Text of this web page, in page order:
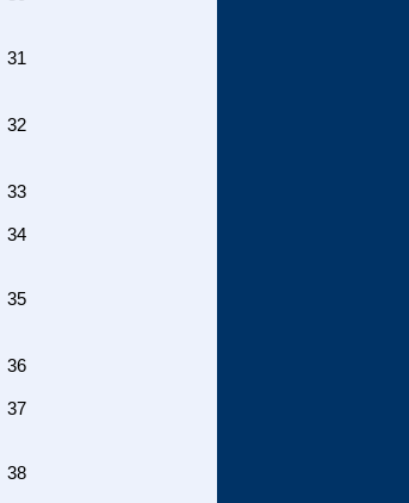
31
32
33
34
35
36
37
38